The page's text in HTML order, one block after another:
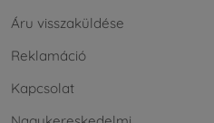
Áru visszaküldése
Reklamáció
Kapcsolat